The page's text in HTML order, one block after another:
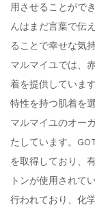
用させることがで
んはまだ言葉で伝
ることで幸せな気
マルマイユでは、
着を提供していま
特性を持つ肌着を
マルマイユのオー
たしています。
を取得しており、
トンが使用されて
行われており、化